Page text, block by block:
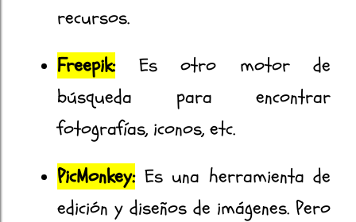
recursos.
Freepik:Es otro motor de
búsqueda para encontrar
fotografías, iconos, etc.
PicMonkey:Es una herramienta de
edición y diseños de imágenes. Pero